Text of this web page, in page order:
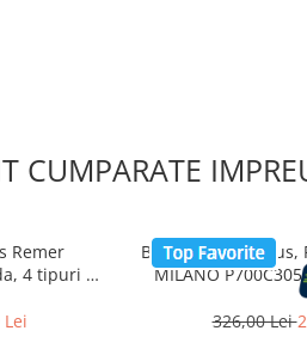
CUMPARATE
Remer
4 tipuri de
Baterie cada si dus,
MILANO
Design slim,
Economie de apa,
326,00 Lei